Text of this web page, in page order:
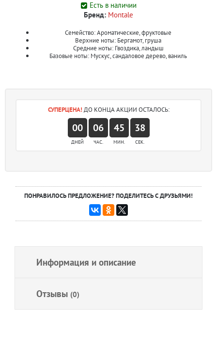
Есть в наличии
Бренд: Montale
Семейство: Ароматические, фруктовые
Верхние ноты: Бергамот, груша
Средние ноты: Гвоздика, ландыш
Базовые ноты: Мускус, сандаловое дерево, ваниль
СУПЕРЦЕНА! ДО КОНЦА АКЦИИ ОСТАЛОСЬ:
00 06 45 38
ДНЕЙ ЧАС. МИН. СЕК.
ПОНРАВИЛОСЬ ПРЕДЛОЖЕНИЕ? ПОДЕЛИТЕСЬ С ДРУЗЬЯМИ!
Информация и описание
Отзывы (0)